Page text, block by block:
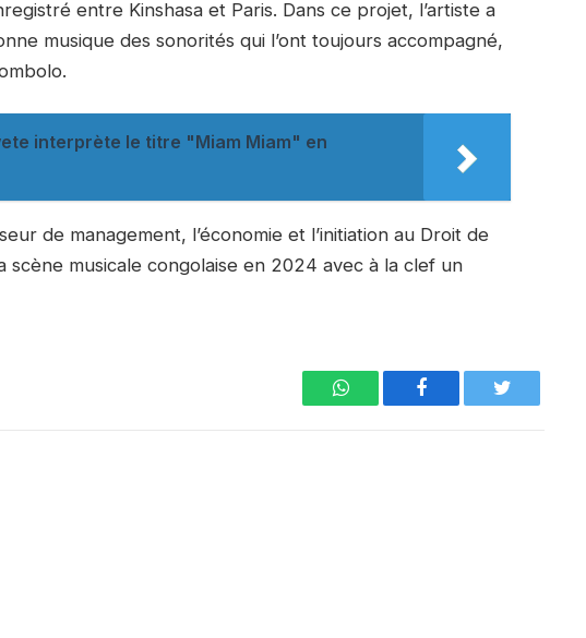
entre Kinshasa et Paris. Dans ce projet, l’artiste a
musique des sonorités qui l’ont toujours accompagné,
interprète le titre "Miam Miam" en
de management, l’économie et l’initiation au Droit de
musicale congolaise en 2024 avec à la clef un
WhatsAppFacebook Twitter